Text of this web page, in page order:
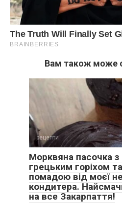
Вам також може
рецепти
Морквяна пасочка з
грецьким горіхом
помадою від моєї
кондитера.
на все Закарпаття!